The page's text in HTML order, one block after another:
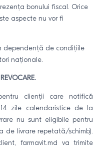
bonului fiscal. Orice
aspecte nu vor fi
dependență de condițiile
naționale.
clienții care notifică
zile calendaristice de la
nu sunt eligibile pentru
de livrare repetată/schimb).
farmavit.md va trimite